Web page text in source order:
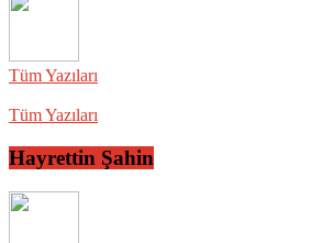
Tüm Yazıları
Tüm Yazıları
Hayrettin Şahin